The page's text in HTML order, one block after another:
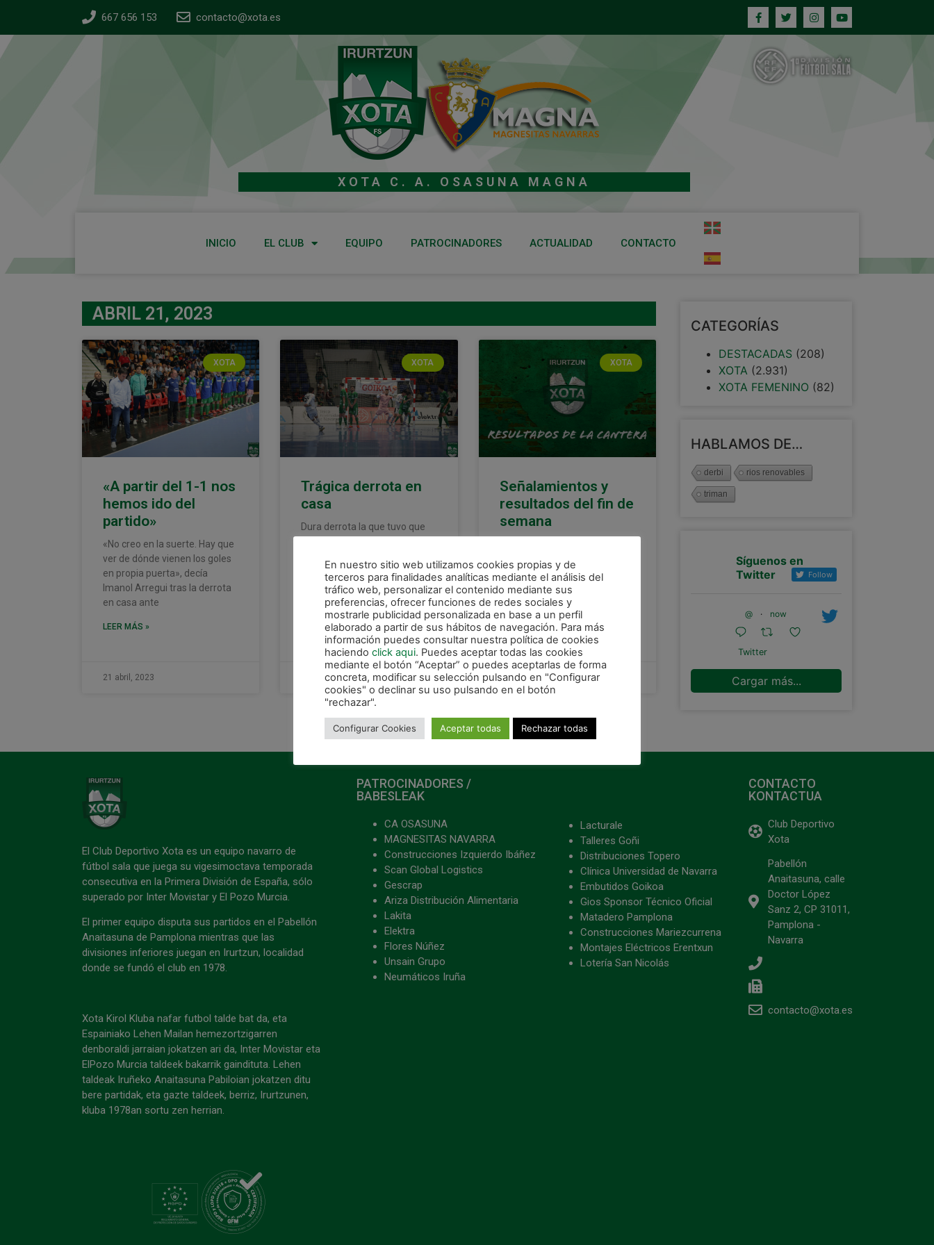
667 656 153 contacto@xota.es
XOTA C. A. OSASUNA MAGNA
INICIO EL CLUB EQUIPO PATROCINADORES ACTUALIDAD CONTACTO
ABRIL 21, 2023
XOTA
«A partir del 1-1 nos
hemos ido del
partido»
«No creo en la suerte. Hay que
ver de dónde vienen los goles
en propia puerta», decía
Imanol Arregui tras la derrota
en casa ante
LEER MÁS »
21 abril, 2023
XOTA
Trágica derrota en
casa
Dura derrota la que tuvo que
Apostoli. El conjunto gallego se
llevó los tres puntos
LEER MÁS »
21 abril, 2023
XOTA
Señalamientos y
resultados del fin de
semana
señalamientos y resultados
obtenidos por los equipos del
Club Deportivo Xota
correspondientes al fin de
semana del 21, 22 y 23
LEER MÁS »
21 abril, 2023
CATEGORÍAS
DESTACADAS (208)
XOTA (2.931)
XOTA FEMENINO (82)
HABLAMOS DE…
derbi rios renovables
triman
Síguenos en
Twitter
Follow
@ · now
Twitter
Cargar más...
El Club Deportivo Xota es un equipo navarro de
fútbol sala que juega su vigesimoctava temporada
consecutiva en la Primera División de España, sólo
superado por Inter Movistar y El Pozo Murcia.
El primer equipo disputa sus partidos en el Pabellón
Anaitasuna de Pamplona mientras que las
divisiones inferiores juegan en Irurtzun, localidad
donde se fundó el club en 1978.
Xota Kirol Kluba nafar futbol talde bat da, eta
Espainiako Lehen Mailan hemezortzigarren
denboraldi jarraian jokatzen ari da, Inter Movistar eta
ElPozo Murcia taldeek bakarrik gaindituta. Lehen
taldeak Iruñeko Anaitasuna Pabiloian jokatzen ditu
bere partidak, eta gazte taldeek, berriz, Irurtzunen,
kluba 1978an sortu zen herrian.
PATROCINADORES /
BABESLEAK
CA OSASUNA
MAGNESITAS NAVARRA
Construcciones Izquierdo Ibáñez
Scan Global Logistics
Gescrap
Ariza Distribución Alimentaria
Lakita
Elektra
Flores Núñez
Unsain Grupo
Neumáticos Iruña
Lacturale
Talleres Goñi
Distribuciones Topero
Clínica Universidad de Navarra
Embutidos Goikoa
Gios Sponsor Técnico Oficial
Matadero Pamplona
Construcciones Mariezcurrena
Montajes Eléctricos Erentxun
Lotería San Nicolás
CONTACTO
KONTACTUA
Club Deportivo
Xota
Pabellón
Anaitasuna, calle
Doctor López
Sanz 2, CP 31011,
Pamplona -
Navarra
contacto@xota.es
En nuestro sitio web utilizamos cookies propias y de
terceros para finalidades analíticas mediante el análisis del
tráfico web, personalizar el contenido mediante sus
preferencias, ofrecer funciones de redes sociales y
mostrarle publicidad personalizada en base a un perfil
elaborado a partir de sus hábitos de navegación. Para más
información puedes consultar nuestra política de cookies
haciendo click aqui. Puedes aceptar todas las cookies
mediante el botón “Aceptar” o puedes aceptarlas de forma
concreta, modificar su selección pulsando en "Configurar
cookies" o declinar su uso pulsando en el botón
"rechazar".
Configurar Cookies Aceptar todas Rechazar todas